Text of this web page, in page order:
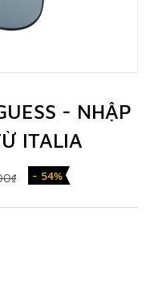
- NHẬP
ITALIA
- 54%